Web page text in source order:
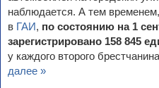
наблюдается. А тем
в ГАИ, по состоянию на 1
зарегистрировано 158 845
у каждого второго
далее »